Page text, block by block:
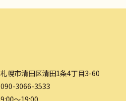
札幌市清田区清田1条4丁目3-60
090-3066-3533